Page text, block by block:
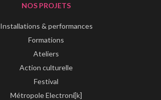
NOS PROJETS
Installations & performances
Formations
Ateliers
Action culturelle
Festival
Métropole Electroni[k]